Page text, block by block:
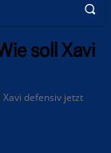
soll Xavi
defensiv jetzt